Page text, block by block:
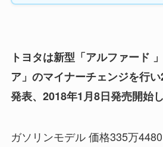
トヨタは新型「アルファード
ア」のマイナーチェンジを行
発表、2018年1月8日発売開始し
ガソリンモデル 価格335万